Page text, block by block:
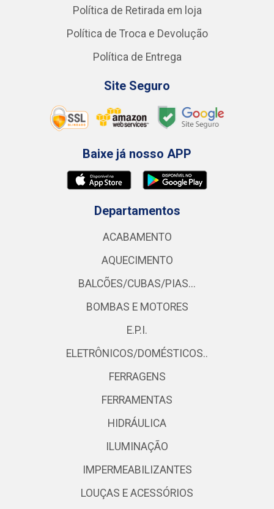
Política de Retirada em loja
Política de Troca e Devolução
Política de Entrega
Site Seguro
Baixe já nosso APP
Departamentos
ACABAMENTO
AQUECIMENTO
BALCÕES/CUBAS/PIAS...
BOMBAS E MOTORES
E.P.I.
ELETRÔNICOS/DOMÉSTICOS..
FERRAGENS
FERRAMENTAS
HIDRÁULICA
ILUMINAÇÃO
IMPERMEABILIZANTES
LOUÇAS E ACESSÓRIOS